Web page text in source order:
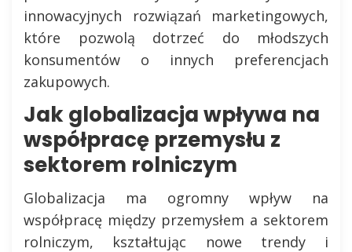
innowacyjnych rozwiązań marketingowych,
które pozwolą dotrzeć do młodszych
konsumentów o innych preferencjach
zakupowych.
Jak globalizacja wpływa na
współpracę przemysłu z
sektorem rolniczym
Globalizacja ma ogromny wpływ na
współpracę między przemysłem a sektorem
rolniczym, kształtując nowe trendy i